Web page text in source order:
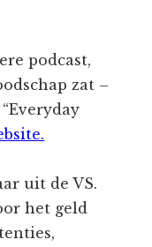
podcast,
zat –
uit de VS.
het geld